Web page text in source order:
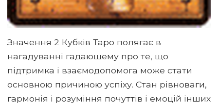
Значення 2 Кубків Таро полягає в
нагадуванні гадающему про те, що
підтримка і взаємодопомога може стати
основною причиною успіху. Стан рівноваги,
гармонія і розуміння почуттів і емоцій інших